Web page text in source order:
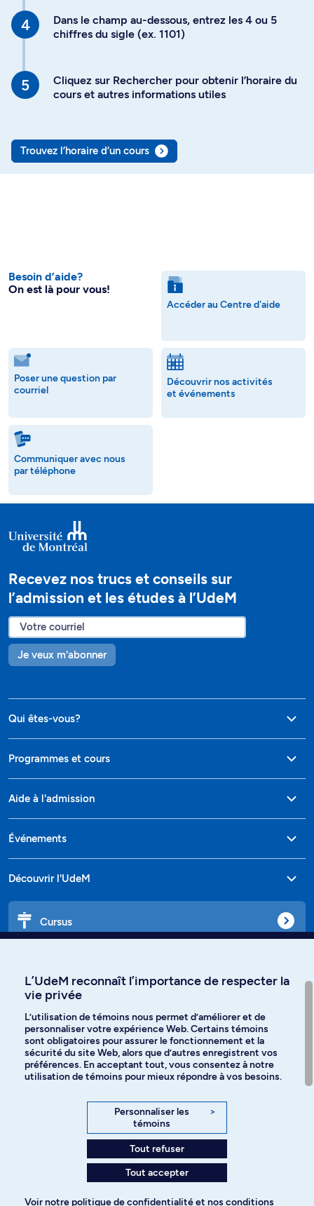
Dans le champ au-dessous, entrez les 4 ou 5
chiffres du sigle (ex. 1101)
Cliquez sur Rechercher pour obtenir l’horaire du
cours et autres informations utiles
Trouvez l’horaire d’un cours
Besoin d’aide?
On est là pour vous!
Accéder au Centre d'aide
Poser une question par
courriel
Découvrir nos activités
et événements
Communiquer avec nous
par téléphone
Recevez nos trucs et conseils sur
l’admission et les études à l’UdeM
Je veux m'abonner
Qui êtes-vous?
Programmes et cours
Aide à l'admission
Événements
Découvrir l'UdeM
Cursus
Langues
Facebook Instagram
YouTube
Politique de confidentialité
L’UdeM reconnaît l’importance de respecter la
vie privée
L’utilisation de témoins nous permet d’améliorer et de
personnaliser votre expérience Web. Certains témoins
sont obligatoires pour assurer le fonctionnement et la
sécurité du site Web, alors que d’autres enregistrent vos
préférences. En acceptant tout, vous consentez à notre
utilisation de témoins pour mieux répondre à vos besoins.
Personnaliser les
témoins
>
Tout refuser
Tout accepter
Voir notre politique de confidentialitéet nos conditions